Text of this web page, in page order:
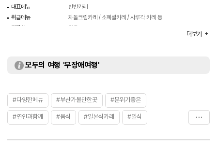
대표메뉴
반반카레
취급메뉴
차돌크림카레 / 소폐셜카레 / 사루각 카레 등
화장실
있음
더보기
모두의 여행 '무장애여행'
#다양한메뉴 #부산가볼만한곳 #분위기좋은
#연인과함께 #음식 #일본식카레 #일식